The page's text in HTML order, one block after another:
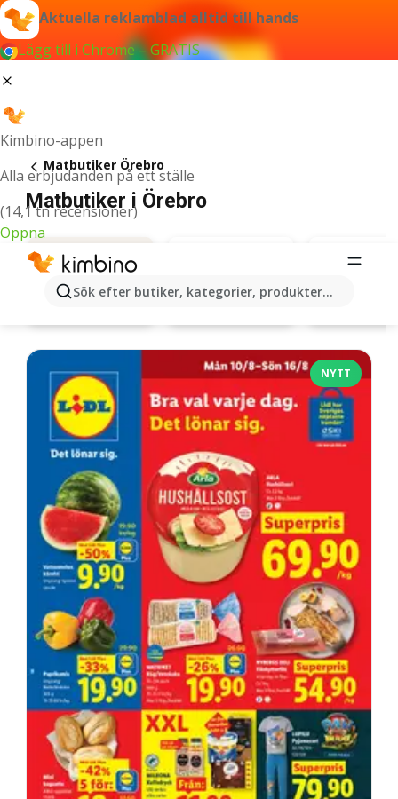
Aktuella reklamblad alltid till hands
Lägg till i Chrome – GRATIS
Kimbino-appen
Alla erbjudanden på ett ställe
(14,1 tn recensioner)
Öppna
Sök efter butiker, kategorier, produkter...
Matbutiker Örebro
Matbutiker i Örebro
Lidl
NYTT